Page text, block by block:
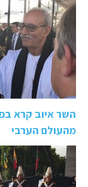
השר איוב קרא
מהעולם הערבי